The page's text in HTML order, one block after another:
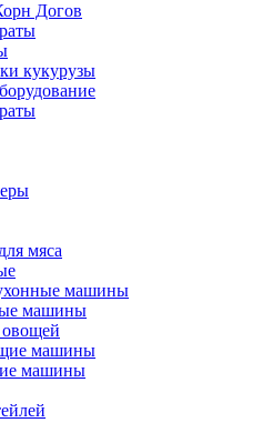
Догов
кукурузы
мяса
машины
машины
машины
машины